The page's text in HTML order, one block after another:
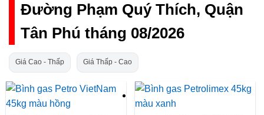
Đường Phạm Quý Thích, Quận
Tân Phú tháng 08/2026
Giá Cao - Thấp Giá Thấp - Cao